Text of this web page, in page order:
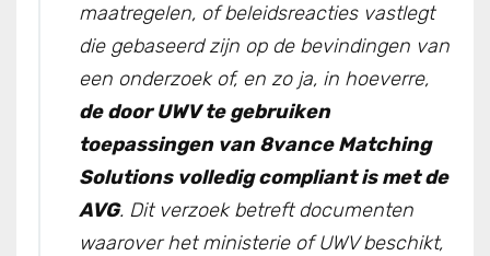
maatregelen, of beleidsreacties vastlegt
die gebaseerd zijn op de bevindingen van
een onderzoek of, en zo ja, in hoeverre,
de door UWV te gebruiken
toepassingen van 8vance Matching
Solutions volledig compliant is met de
AVG. Dit verzoek betreft documenten
waarover het ministerie of UWV beschikt,